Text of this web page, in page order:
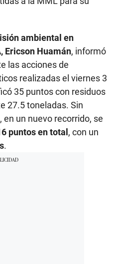
ambiental en
Ericson Huamán, informó
las acciones de
realizadas el viernes 3
35 puntos con residuos
27.5 toneladas. Sin
un nuevo recorrido, se
puntos en total, con un
.